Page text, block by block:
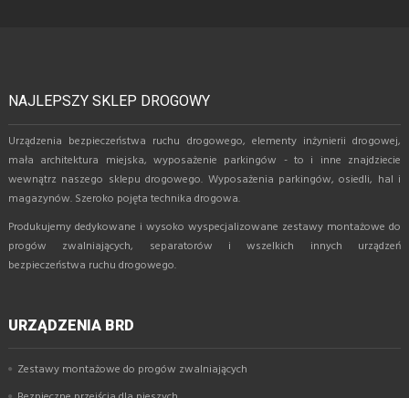
NAJLEPSZY SKLEP DROGOWY
Urządzenia bezpieczeństwa ruchu drogowego, elementy inżynierii drogowej,
mała architektura miejska, wyposażenie parkingów - to i inne znajdziecie
wewnątrz naszego sklepu drogowego. Wyposażenia parkingów, osiedli, hal i
magazynów. Szeroko pojęta technika drogowa.
Produkujemy dedykowane i wysoko wyspecjalizowane zestawy montażowe do
progów zwalniających, separatorów i wszelkich innych urządzeń
bezpieczeństwa ruchu drogowego.
URZĄDZENIA BRD
Zestawy montażowe do progów zwalniających